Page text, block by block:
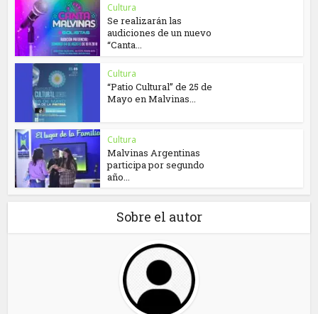
Cultura
Se realizarán las
audiciones de un nuevo
“Canta...
Cultura
“Patio Cultural” de 25 de
Mayo en Malvinas...
Cultura
Malvinas Argentinas
participa por segundo
año...
Sobre el autor